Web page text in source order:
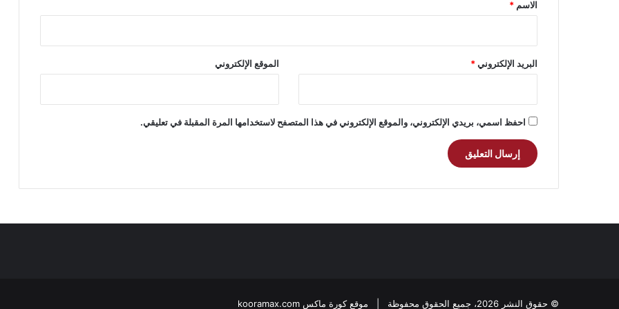
الاسم *
البريد الإلكتروني* الموقع الإلكتروني
احفظ اسمي، بريدي الإلكتروني، والموقع الإلكتروني في هذا المتصفح لاستخدامها المرة المقبلة في تعليقي.
© حقوق النشر 2026، جميع الحقوق محفوظة | موقع كورة ماكس kooramax.com